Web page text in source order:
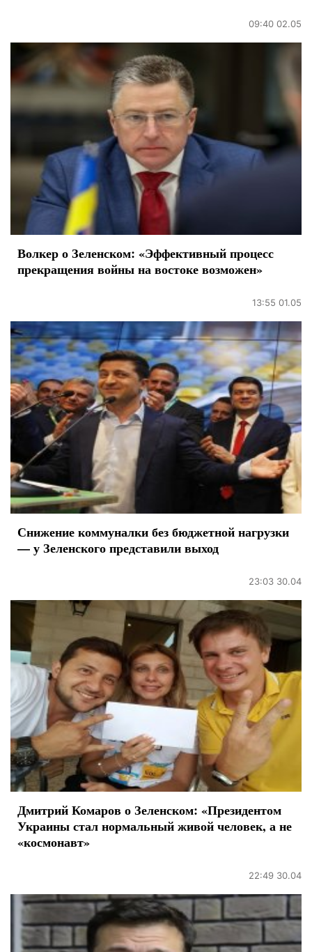
09:40 02.05
Волкер о Зеленском: «Эффективный процесс
прекращения войны на востоке возможен»
13:55 01.05
Снижение коммуналки без бюджетной нагрузки
— у Зеленского представили выход
23:03 30.04
Дмитрий Комаров о Зеленском: «Президентом
Украины стал нормальный живой человек, а не
«космонавт»
22:49 30.04